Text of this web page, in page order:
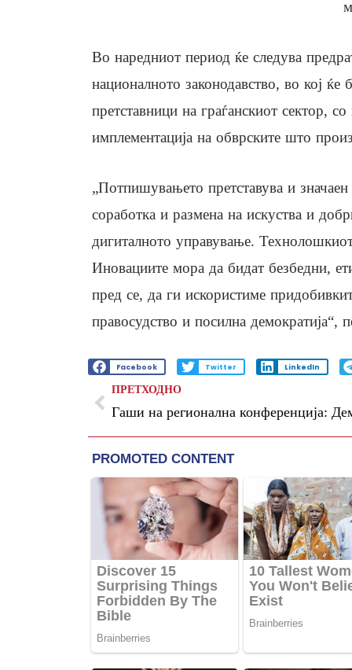
Во наредниот период ќе следува
националното законодавство, во кој
претставници на граѓанскиот сектор,
имплементација на обврските што
„Потпишувањето претставува и
соработка и размена на искуства и
дигиталното управување.
Иновациите мора да бидат безбедни,
пред се, да ги искористиме
правосудство и посилна демократија“,
Facebook Twitter LinkedIn
ПРЕТХОДНО